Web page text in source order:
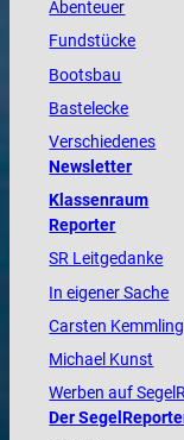
Abenteuer
Fundstücke
Bootsbau
Bastelecke
Verschiedenes
Newsletter
Klassenraum
Reporter
SR Leitgedanke
In eigener Sache
Carsten Kemmling
Michael Kunst
Werben auf
Der